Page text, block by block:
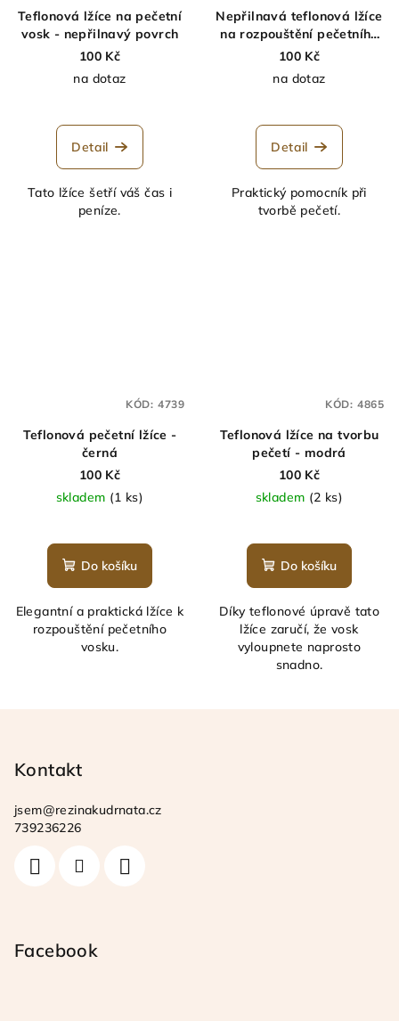
Teflonová lžíce na pečetní
vosk - nepřilnavý povrch
100 Kč
na dotaz
Detail
Tato lžíce šetří váš čas i
peníze.
Nepřilnavá teflonová lžíce
na rozpouštění pečetního
vosku - bílá
100 Kč
na dotaz
Detail
Praktický pomocník při
tvorbě pečetí.
Teflonová pečetní lžíce -
černá
100 Kč
skladem (1 ks)
Do košíku
Elegantní a praktická lžíce k
rozpouštění pečetního
vosku.
KÓD: 4739
Teflonová lžíce na tvorbu
pečetí - modrá
100 Kč
skladem (2 ks)
Do košíku
Díky teflonové úpravě tato
lžíce zaručí, že vosk
vyloupnete naprosto
snadno.
KÓD: 4865
Kontakt
jsem@rezinakudrnata.cz
739236226
Facebook